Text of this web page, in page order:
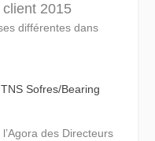
2015
différentes dans
Sofres/Bearing
des Directeurs